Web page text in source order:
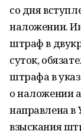
со дня
наложении.
штраф в
суток,
штрафа в
о наложении
направлена
взыскания